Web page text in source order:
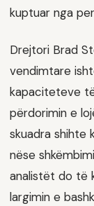
kuptuar nga
Drejtori Brad
vendimtare
kapaciteteve
përdorimin e
skuadra shihte
nëse
analistët do të
largimin e